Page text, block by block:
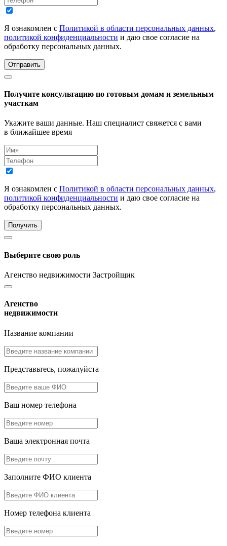
Я ознакомлен с Политикой в области персональных данных,
политикой конфиденциальности и даю свое согласие на
обработку персональных данных.
Отправить
Получите консультацию по готовым домам и земельным
участкам
Укажите ваши данные. Наш специалист свяжется с вами
в ближайшее время
Я ознакомлен с Политикой в области персональных данных,
политикой конфиденциальности и даю свое согласие на
обработку персональных данных.
Получить
Выберите свою роль
Агенство недвижимости Застройщик
Агенство
недвижимости
Название компании
Представьтесь, пожалуйста
Ваш номер телефона
Ваша электронная почта
Заполните ФИО клиента
Номер телефона клиента